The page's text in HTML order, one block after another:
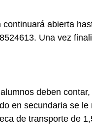
abierta
Una vez
deben
en secundaria se le
de transporte de